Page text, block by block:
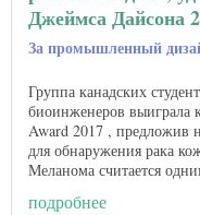
Джеймса Дайсона
За промышленный
Группа канадских
биоинженеров выиграла
Award 2017 , предложив
для обнаружения рака
Меланома считается
подробнее